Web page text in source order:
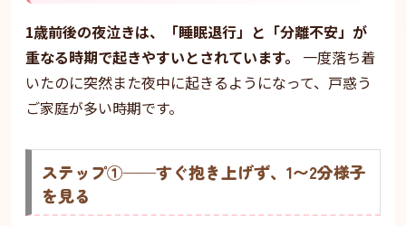
1歳前後の夜泣きは、「睡眠退行」と「分離不安」が
重なる時期で起きやすいとされています。
一度落ち着
いたのに突然また夜中に起きるようになって、戸惑う
ご家庭が多い時期です。
ステップ①——すぐ抱き上げず、1〜2分様子
を見る